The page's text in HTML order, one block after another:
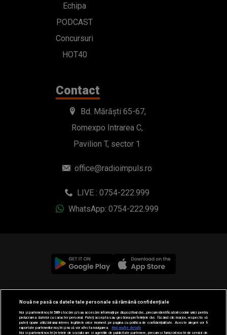
Echipa
PODCAST
Concursuri
HOT40
Contact
Bd. Mărăști 65-67,
Romexpo Intrarea C,
Pavilion T, sector 1
office@radioimpuls.ro
LIVE : 0754-222.999
WhatsApp: 0754-222.999
© 2019-2026 DOGAN MEDIA INTERNATIONAL SA, Toate
drepturile rezervate.
Nouă ne pasă ca datele tale personale să rămână confidențiale
Noi și partenerii noștri589stocăm și/sau accesăm informații pe dispozitivul dvs., precum identificatorii cookie unici pentru
prelucrarea datelor cu caracter personal. Puteți accepta sau gestiona preferințele dvs. făcând clic mai jos, respectiv vă
puteți opune utilizării unui interes legitim în orice moment pe pagina cu politica de confidențialitate. Aceste alegeri vor fi
raportate partenerilor noștri și nu vă vor afecta navigarea.
Mai multe detalii
Noi si partenerii nostri (retelele de socializare si agentiile de publicitate partenere, precum si furnizorii nostri de servicii de